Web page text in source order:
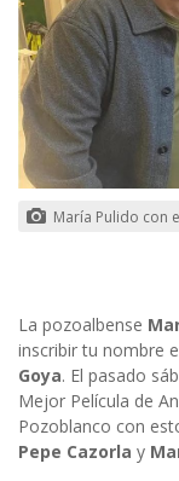
María Pulido con
La pozoalbense
inscribir tu nombre
Goya. El pasado
Mejor Película de
Pozoblanco con
Pepe Cazorla y